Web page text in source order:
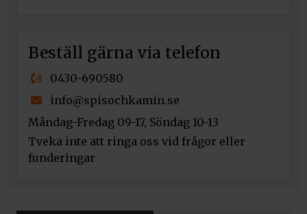
Beställ gärna via telefon
0430-690580
info@spisochkamin.se
Måndag-Fredag 09-17, Söndag 10-13
Tveka inte att ringa oss vid frågor eller
funderingar